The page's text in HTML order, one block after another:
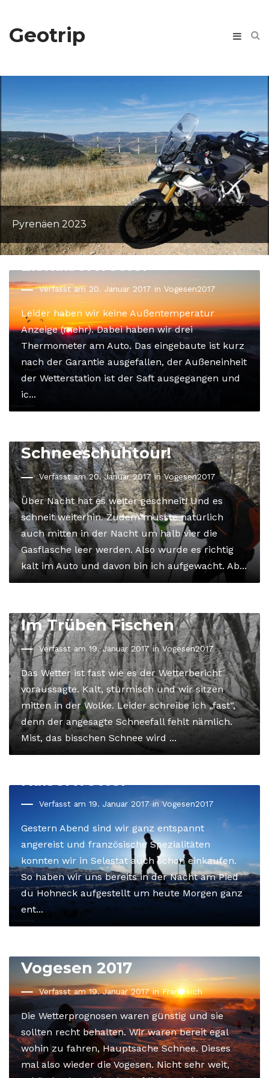
Geotrip
Teneriffa
Eiskaiserwetter
Verfasst am 20. Januar 2017 in Vogesen2017
Leider haben wir keine Außentemperatur
Anzeige (mehr). Dabei haben wir drei
Thermometer am Auto. Das eingebaute ist kurz
nach der Garantie ausgefallen, der Außeneinheit
der Wetterstation ist der Saft ausgegangen und
ic...
Schneeschuhtour!
Verfasst am 20. Januar 2017 inVogesen2017
Über Nacht hat es weiter geschneit! Und es
schneit weiterhin. Zudem musste natürlich
auch mitten in der Nacht um halb vier die
Gasflasche leer werden. Also wurde es richtig
kalt im Auto und davon bin ich aufgewacht. Ab...
Im Trüben Fischen
Verfasst am 19. Januar 2017 inVogesen2017
Das Wetter ist fast wie es der Wetterbericht
voraussagte. Kalt, stürmisch und wir sitzen
mitten in der Wolke. Leider schreibe ich „fast“,
denn der angesagte Schneefall fehlt nämlich.
Mist, das bisschen Schnee wird ...
Verfasst am 19. Januar 2017 inVogesen2017
Gestern Abend sind wir ganz entspannt
angereist und französische Spezialitäten
konnten wir in Selestat auch schon einkaufen.
So haben wir uns bereits in der Nacht am Pied
du Hohneck aufgestellt um heute Morgen ganz
ent...
Vogesen 2017
Verfasst am 19. Januar 2017 inFrankreich
Die Wetterprognosen waren günstig und sie
sollten recht behalten. Wir waren bereit egal
wohin zu fahren, Hauptsache Schnee. Dieses
mal also wieder die Vogesen. Nicht sehr weit,